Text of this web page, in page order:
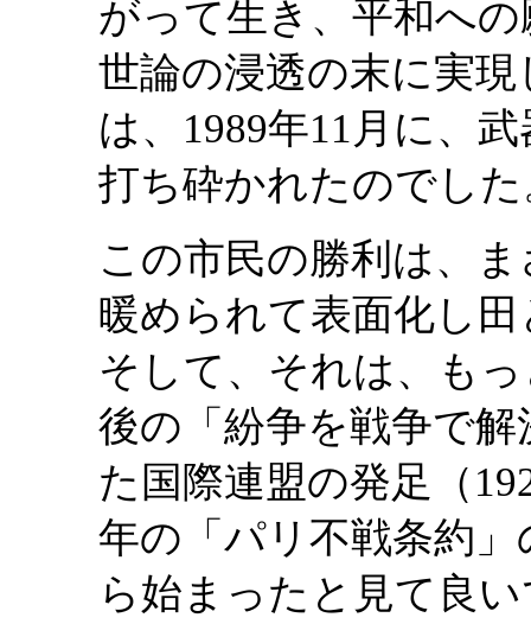
がって生き、平和へ
世論の浸透の末に実
は、1989年11月に、
打ち砕かれたのでし
この市民の勝利は、
暖められて表面化し
そして、それは、も
後の「紛争を戦争で
た国際連盟の発足（
年の「パリ不戦条約
ら始まったと見て良